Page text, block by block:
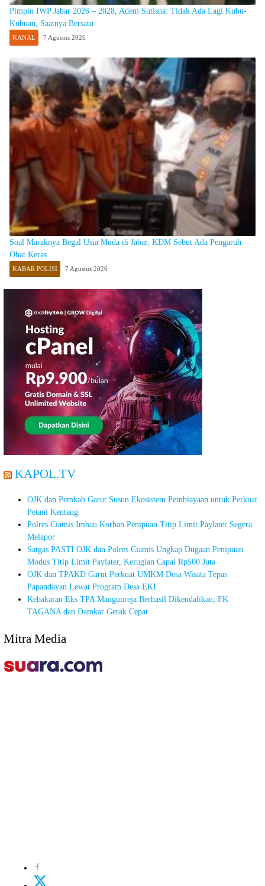
Pimpin IWP Jabar 2026 – 2028, Adem Sutisna: Tidak Ada Lagi Kubu-
Kubuan, Saatnya Bersatu
KANAL 7 Agustus 2026
Soal Maraknya Begal Usia Muda di Jabar, KDM Sebut Ada Pengaruh
Obat Keras
KABAR POLISI 7 Agustus 2026
KAPOL.TV
OJK dan Pemkab Garut Susun Ekosistem Pembiayaan untuk Perkuat
Petani Kentang
Polres Ciamis Imbau Korban Penipuan Titip Limit Paylater Segera
Melapor
Satgas PASTI OJK dan Polres Ciamis Ungkap Dugaan Penipuan
Modus Titip Limit Paylater, Kerugian Capai Rp500 Juta
OJK dan TPAKD Garut Perkuat UMKM Desa Wisata Tepas
Papandayan Lewat Program Desa EKI
Kebakaran Eks TPA Mangunreja Berhasil Dikendalikan, FK
TAGANA dan Damkar Gerak Cepat
Mitra Media